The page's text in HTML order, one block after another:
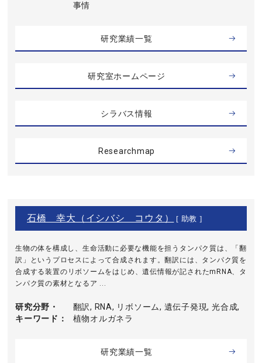
事情
研究業績一覧
研究室ホームページ
シラバス情報
Researchmap
石橋 幸大（イシバシ コウタ） [ 助教 ]
生物の体を構成し、生命活動に必要な機能を担うタンパク質は、「翻
訳」というプロセスによって合成されます。翻訳には、タンパク質を
合成する装置のリボソームをはじめ、遺伝情報が記されたmRNA、タ
ンパク質の素材となるア ...
研究分野・
キーワード
翻訳, RNA, リボソーム, 遺伝子発現, 光合成,
植物オルガネラ
研究業績一覧